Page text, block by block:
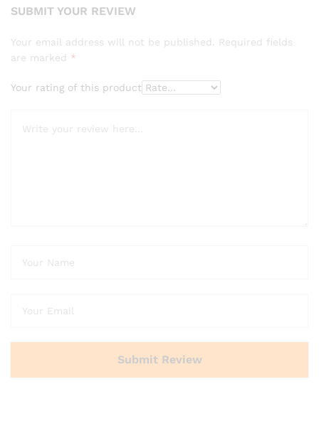
SUBMIT YOUR REVIEW
Your email address will not be published.
Required fields
are marked *
Your rating of this product